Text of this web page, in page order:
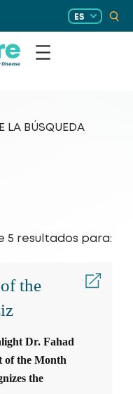
ES
LA BÚSQUEDA
5 resultados para:
the
Dr. Fahad
of the Month
the